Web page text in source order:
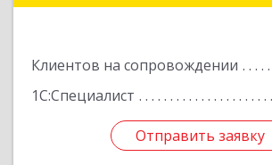
Клиентов на сопровождении
1С:Специалист
Отправить заявку
Отправить заявку